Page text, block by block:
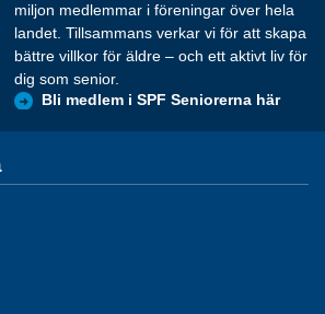
miljon medlemmar i föreningar över hela
landet. Tillsammans verkar vi för att skapa
bättre villkor för äldre – och ett aktivt liv för
dig som senior.
Bli medlem i SPF Seniorerna här